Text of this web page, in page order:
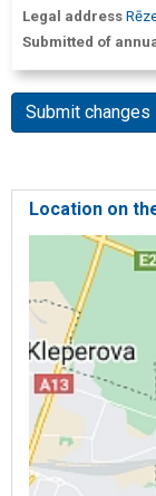
Legal address
Submitted of
Submit changes
Location on